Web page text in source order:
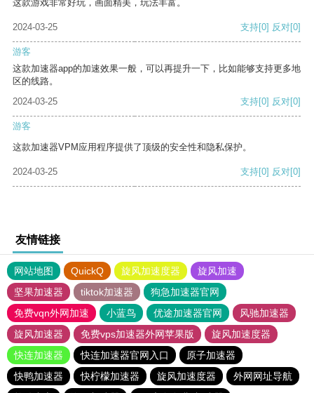
这款游戏非常好玩，画面精美，玩法丰富。
2024-03-25 支持[0] 反对[0]
游客
这款加速器app的加速效果一般，可以再提升一下，比如能够支持更多地
区的线路。
2024-03-25
支持[0] 反对[0]
游客
这款加速器VPM应用程序提供了顶级的安全性和隐私保护。
2024-03-25 支持[0] 反对[0]
友情链接
网站地图 QuickQ 旋风加速度器
旋风加速
坚果加速器
tiktok加速器
狗急加速器官网
免费vqn外网加速
小蓝鸟 优途加速器官网
风驰加速器
旋风加速器
免费vps加速器外网苹果版
旋风加速度器
快连加速器
快连加速器官网入口
原子加速器
快鸭加速器
快柠檬加速器 旋风加速度器
外网网址导航